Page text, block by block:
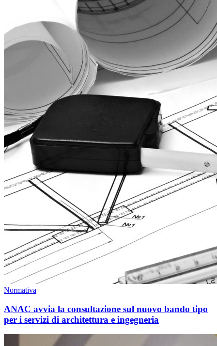
Normativa
ANAC avvia la consultazione sul nuovo bando tipo
per i servizi di architettura e ingegneria